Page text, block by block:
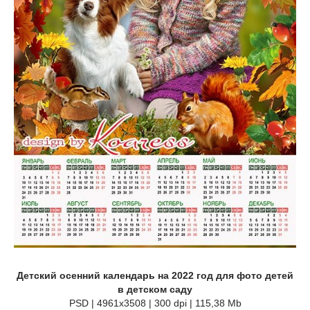
Детский осенний календарь на 2022 год для фото детей
в детском саду
PSD | 4961x3508 | 300 dpi | 115,38 Mb